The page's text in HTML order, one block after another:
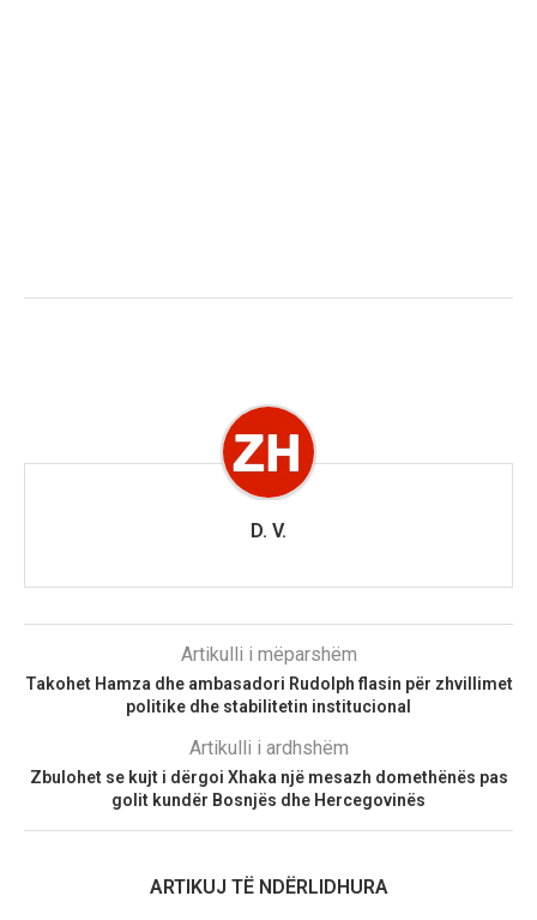
D. V.
Artikulli i mëparshëm
Takohet Hamza dhe ambasadori Rudolph flasin për zhvillimet
politike dhe stabilitetin institucional
Artikulli i ardhshëm
Zbulohet se kujt i dërgoi Xhaka një mesazh domethënës pas
golit kundër Bosnjës dhe Hercegovinës
ARTIKUJ TË NDËRLIDHURA